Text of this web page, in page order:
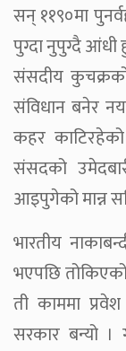
सन् ११९०मा
पुग्दा नुपुग्दै आंधी
संसदीय
संविधान बनेर
कहर
संसदको
आइपुगेको मान्न
भारतीय
भएपछि
ती काममा
सरकार बन्यो ।